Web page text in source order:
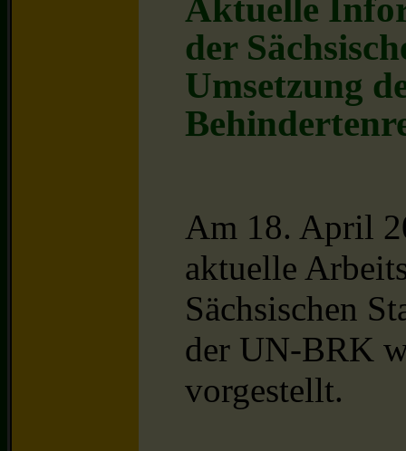
Aktuelle
der
Umsetzung
Am 18. April
aktuelle
Sächsischen
der UN-BRK
vorgestellt.